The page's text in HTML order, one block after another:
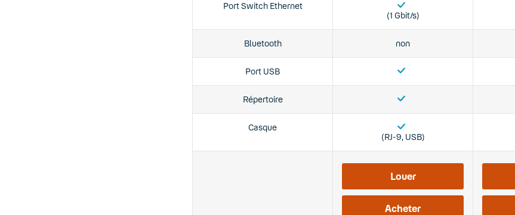
Port Switch Ethernet
(1 Gbit/s)
Bluetooth non
Port USB
Répertoire
Casque
(RJ-9, USB)
Louer
Acheter